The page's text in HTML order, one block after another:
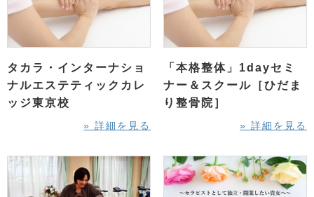
タカラ・インターナショ
ナルエステティックカレ
ッジ東京校
» 詳細を見る
「本格整体」1dayセミ
ナー＆スクール［ひだま
り整骨院］
» 詳細を見る